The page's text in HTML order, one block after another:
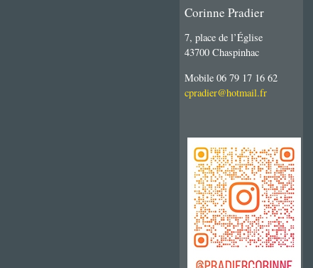
Corinne Pradier
7, place de l’Église
43700 Chaspinhac
Mobile 06 79 17 16 62
cpradier@hotmail.fr